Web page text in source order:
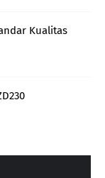
Kualitas